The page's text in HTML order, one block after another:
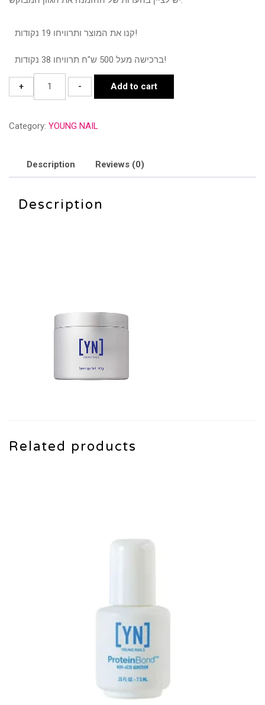
קנו את המוצר ותרוויחו 19 נקודות!
ברכישה מעל 500 ש"ח תרוויחו 38 נקודות!
+
יאנג
ניילס
בנייה
גרם
quantity
- Add to cart
Category: YOUNG NAIL
Description Reviews (0)
Description
Related products